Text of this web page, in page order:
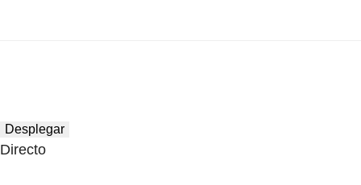
Desplegar
Directo